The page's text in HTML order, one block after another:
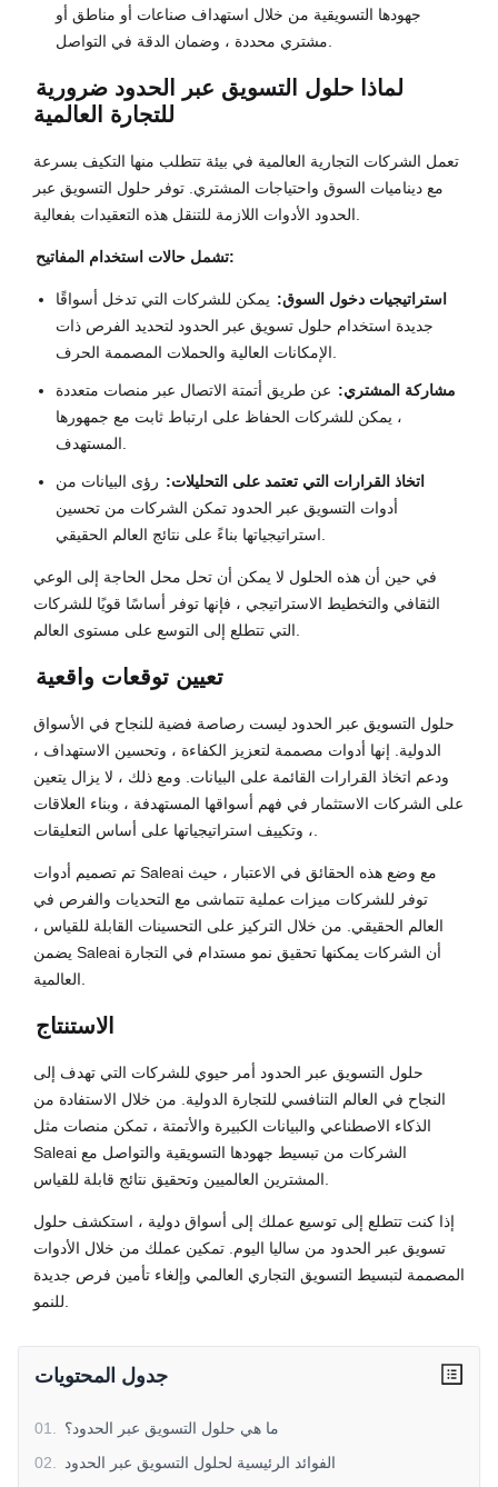
جهودها التسويقية من خلال استهداف صناعات أو مناطق أو
مشتري محددة ، وضمان الدقة في التواصل.
لماذا حلول التسويق عبر الحدود ضرورية
للتجارة العالمية
تعمل الشركات التجارية العالمية في بيئة تتطلب منها التكيف بسرعة
مع ديناميات السوق واحتياجات المشتري. توفر حلول التسويق عبر
الحدود الأدوات اللازمة للتنقل هذه التعقيدات بفعالية.
تشمل حالات استخدام المفاتيح:
استراتيجيات دخول السوق: يمكن للشركات التي تدخل أسواقًا
جديدة استخدام حلول تسويق عبر الحدود لتحديد الفرص ذات
الإمكانات العالية والحملات المصممة الحرف.
مشاركة المشتري: عن طريق أتمتة الاتصال عبر منصات متعددة
، يمكن للشركات الحفاظ على ارتباط ثابت مع جمهورها
المستهدف.
اتخاذ القرارات التي تعتمد على التحليلات: رؤى البيانات من
أدوات التسويق عبر الحدود تمكن الشركات من تحسين
استراتيجياتها بناءً على نتائج العالم الحقيقي.
في حين أن هذه الحلول لا يمكن أن تحل محل الحاجة إلى الوعي
الثقافي والتخطيط الاستراتيجي ، فإنها توفر أساسًا قويًا للشركات
التي تتطلع إلى التوسع على مستوى العالم.
تعيين توقعات واقعية
حلول التسويق عبر الحدود ليست رصاصة فضية للنجاح في الأسواق
الدولية. إنها أدوات مصممة لتعزيز الكفاءة ، وتحسين الاستهداف ،
ودعم اتخاذ القرارات القائمة على البيانات. ومع ذلك ، لا يزال يتعين
على الشركات الاستثمار في فهم أسواقها المستهدفة ، وبناء العلاقات
، وتكييف استراتيجياتها على أساس التعليقات.
تم تصميم أدوات Saleai مع وضع هذه الحقائق في الاعتبار ، حيث
توفر للشركات ميزات عملية تتماشى مع التحديات والفرص في
العالم الحقيقي. من خلال التركيز على التحسينات القابلة للقياس ،
يضمن Saleai أن الشركات يمكنها تحقيق نمو مستدام في التجارة
العالمية.
الاستنتاج
حلول التسويق عبر الحدود أمر حيوي للشركات التي تهدف إلى
النجاح في العالم التنافسي للتجارة الدولية. من خلال الاستفادة من
الذكاء الاصطناعي والبيانات الكبيرة والأتمتة ، تمكن منصات مثل
Saleai الشركات من تبسيط جهودها التسويقية والتواصل مع
المشترين العالميين وتحقيق نتائج قابلة للقياس.
إذا كنت تتطلع إلى توسيع عملك إلى أسواق دولية ، استكشف حلول
تسويق عبر الحدود من ساليا اليوم. تمكين عملك من خلال الأدوات
المصممة لتبسيط التسويق التجاري العالمي وإلغاء تأمين فرص جديدة
للنمو.
جدول المحتويات
01
ما هي حلول التسويق عبر الحدود؟
02
الفوائد الرئيسية لحلول التسويق عبر الحدود